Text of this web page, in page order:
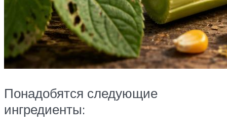
Понадобятся следующие
ингредиенты: